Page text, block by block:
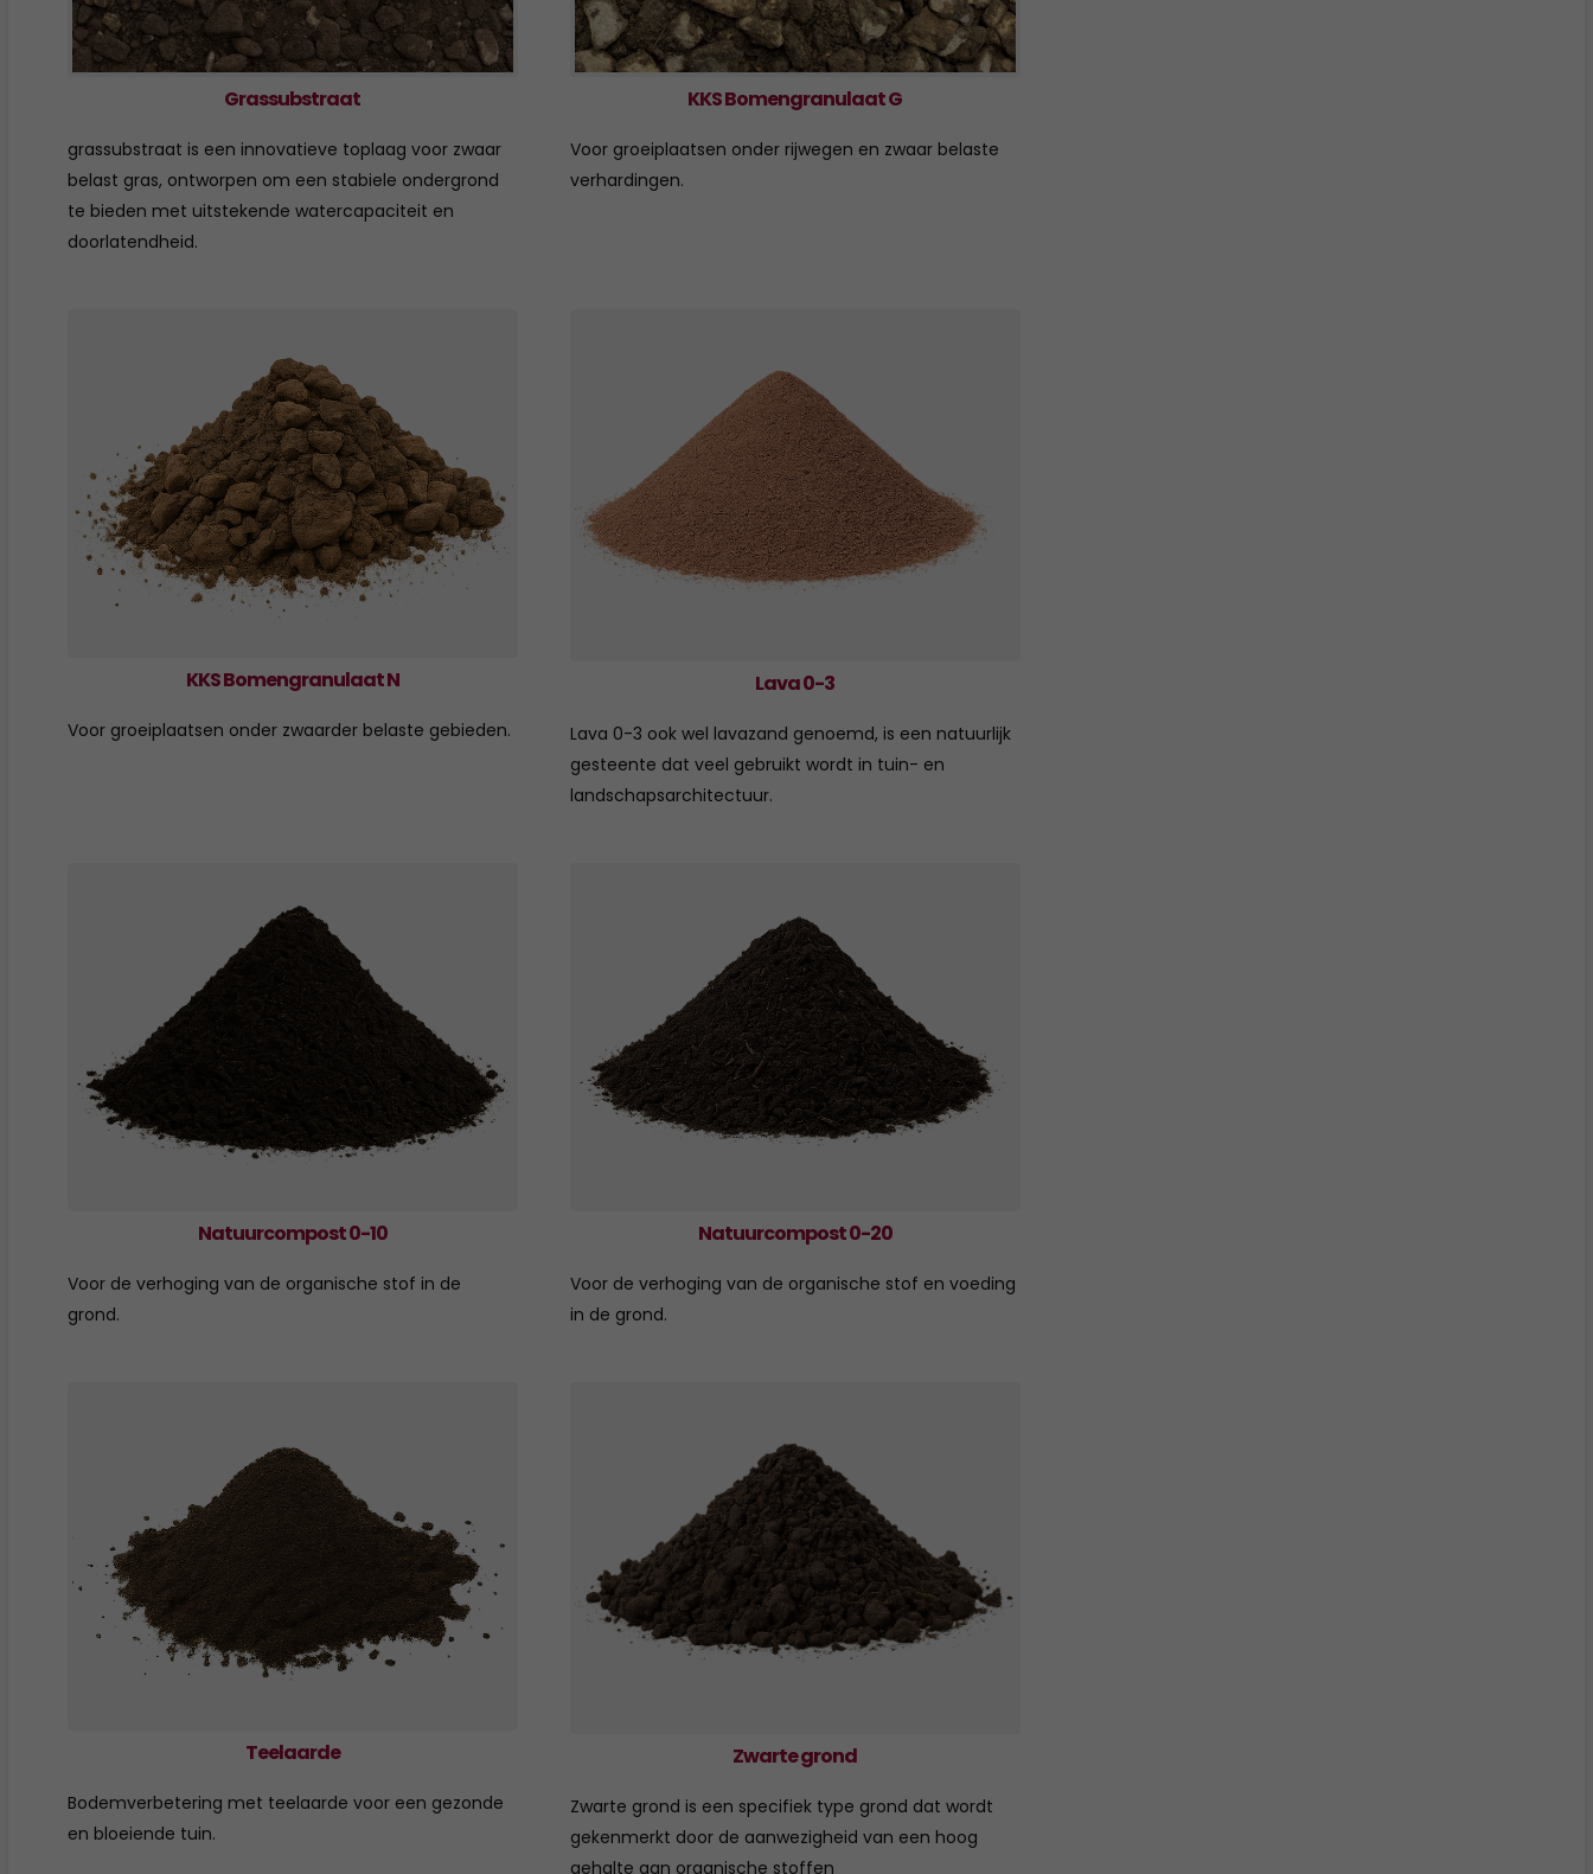
Grassubstraat
grassubstraat is een innovatieve toplaag voor zwaar
belast gras, ontworpen om een stabiele ondergrond
te bieden met uitstekende watercapaciteit en
doorlatendheid.
KKS Bomengranulaat G
Voor groeiplaatsen onder rijwegen en zwaar belaste
verhardingen.
KKS Bomengranulaat N
Voor groeiplaatsen onder zwaarder belaste gebieden.
Lava 0-3
Lava 0-3 ook wel lavazand genoemd, is een natuurlijk
gesteente dat veel gebruikt wordt in tuin- en
landschapsarchitectuur.
Natuurcompost 0-10
Voor de verhoging van de organische stof in de
grond.
Natuurcompost 0-20
Voor de verhoging van de organische stof en voeding
in de grond.
Teelaarde
Bodemverbetering met teelaarde voor een gezonde
en bloeiende tuin.
Zwarte grond
Zwarte grond is een specifiek type grond dat wordt
gekenmerkt door de aanwezigheid van een hoog
gehalte aan organische stoffen